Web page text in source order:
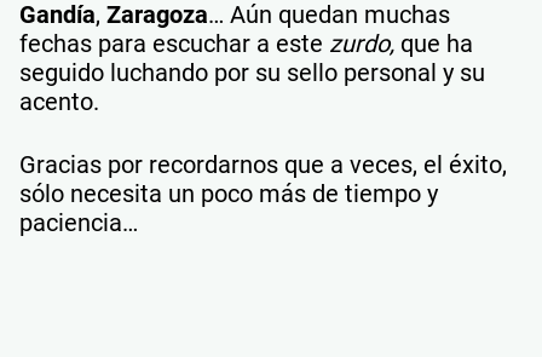
Gandía, Zaragoza… Aún quedan muchas
fechas para escuchar a este zurdo, que ha
seguido luchando por su sello personal y su
acento.
Gracias por recordarnos que a veces, el éxito,
sólo necesita un poco más de tiempo y
paciencia…